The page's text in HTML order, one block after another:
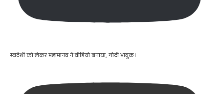
स्वदेशी को लेकर महामानव ने वीडियो बनाया, गोदी भावुक।